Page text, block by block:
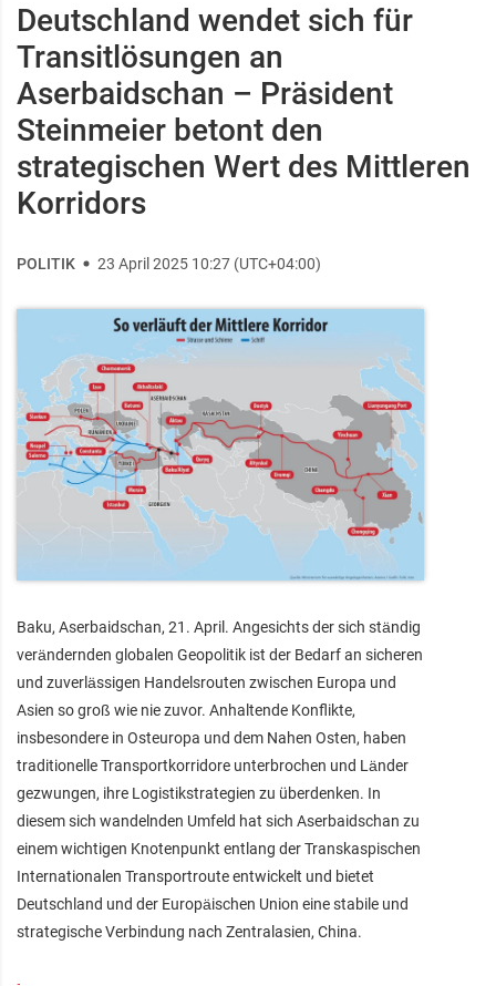
Deutschland wendet sich für
Transitlösungen an
Aserbaidschan – Präsident
Steinmeier betont den
strategischen Wert des Mittleren
Korridors
POLITIK 23 April 2025 10:27 (UTC+04:00)
Baku, Aserbaidschan, 21. April. Angesichts der sich ständig
verändernden globalen Geopolitik ist der Bedarf an sicheren
und zuverlässigen Handelsrouten zwischen Europa und
Asien so groß wie nie zuvor. Anhaltende Konflikte,
insbesondere in Osteuropa und dem Nahen Osten, haben
traditionelle Transportkorridore unterbrochen und Länder
gezwungen, ihre Logistikstrategien zu überdenken. In
diesem sich wandelnden Umfeld hat sich Aserbaidschan zu
einem wichtigen Knotenpunkt entlang der Transkaspischen
Internationalen Transportroute entwickelt und bietet
Deutschland und der Europäischen Union eine stabile und
strategische Verbindung nach Zentralasien, China.